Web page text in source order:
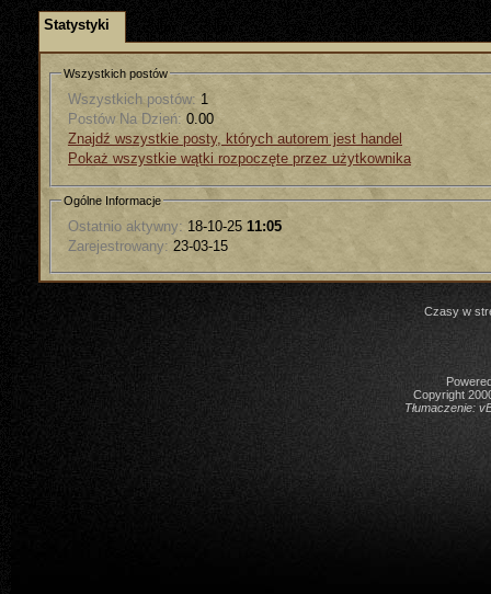
Statystyki
Wszystkich postów
Wszystkich postów: 1
Postów Na Dzień: 0.00
Znajdź wszystkie posty, których autorem jest handel
Pokaż wszystkie wątki rozpoczęte przez użytkownika
Ogólne Informacje
Ostatnio aktywny: 18-10-25 11:05
Zarejestrowany: 23-03-15
Czasy w
Copyright
Tłumaczenie: